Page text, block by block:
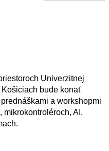
Univerzitnej
bude konať
a workshopmi
mikrokontroléroch, AI,